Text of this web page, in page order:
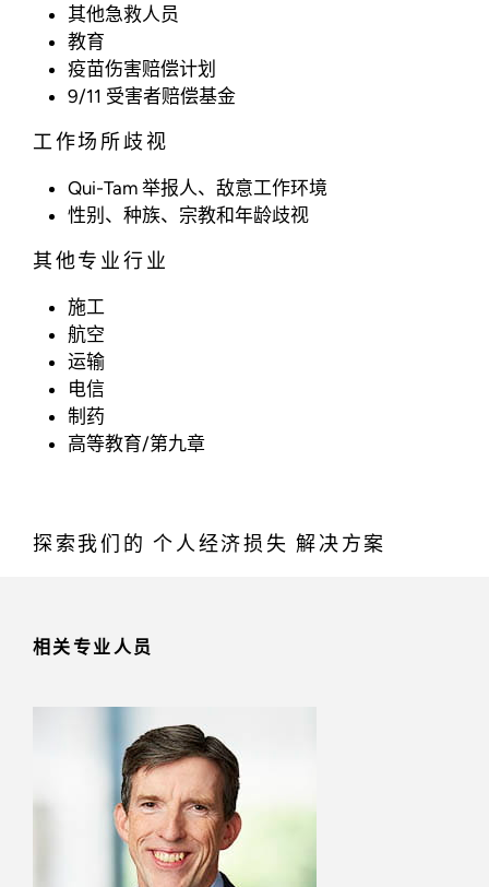
探索我们的 个人经济损失 解决方案
其他急救人员
教育
疫苗伤害赔偿计划
9/11 受害者赔偿基金
工作场所歧视
Qui-Tam 举报人、敌意工作环境
性别、种族、宗教和年龄歧视
其他专业行业
施工
航空
运输
电信
制药
高等教育/第九章
相关专业人员